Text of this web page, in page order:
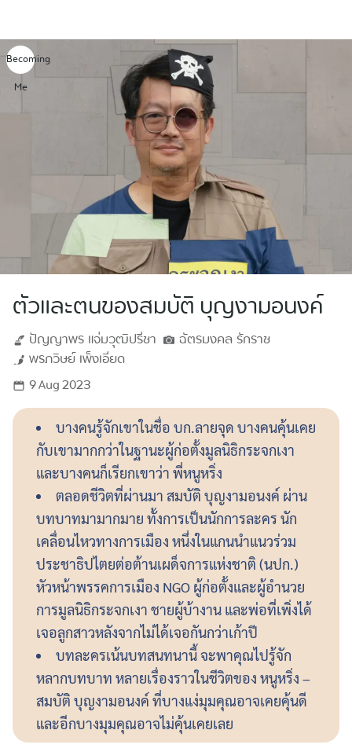
content
Becoming
Me
ตัวและตนของสมบัติ บุญงามอนงค์
ปัญญาพรแจ่มวุฒิปรีชา ฉัตรมงคลรักราช
พรภวิษย์เพ็งเอียด
9 Aug 2023
บางคนรู้จักเขาในชื่อ บก.ลายจุด บางคนคุ้นเคย
กับเขามากกว่าในฐานะผู้ก่อตั้งมูลนิธิกระจกเงา
และบางคนก็เรียกเขาว่า พี่หนูหริ่ง
ตลอดชีวิตที่ผ่านมา สมบัติ บุญงามอนงค์ ผ่าน
บทบาทมามากมาย ทั้งการเป็นนักการละคร นัก
เคลื่อนไหวทางการเมือง หนึ่งในแกนนำแนวร่วม
ประชาธิปไตยต่อต้านเผด็จการแห่งชาติ (นปก.)
หัวหน้าพรรคการเมือง NGO ผู้ก่อตั้งและผู้อำนวย
การมูลนิธิกระจกเงา ชายผู้บ้างาน และพ่อที่เพิ่งได้
เจอลูกสาวหลังจากไม่ได้เจอกันกว่าเก้าปี
บทละครเน้นบทสนทนานี้ จะพาคุณไปรู้จัก
หลากบทบาท หลายเรื่องราวในชีวิตของ หนูหริ่ง –
สมบัติ บุญงามอนงค์ ที่บางแง่มุมคุณอาจเคยคุ้นดี
และอีกบางมุมคุณอาจไม่คุ้นเคยเลย